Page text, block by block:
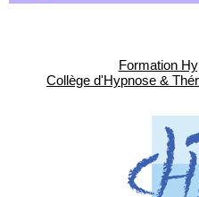
Formation
Collège d'Hypnose &